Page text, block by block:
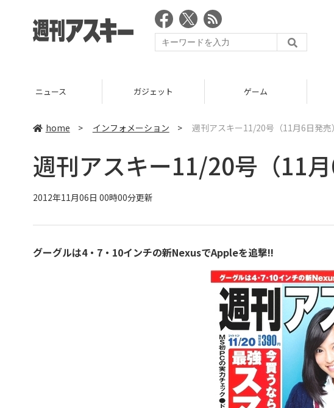
ニュース ガジェット ゲーム
home > インフォメーション > 週刊アスキー11/20号（11月6日発売）
週刊アスキー11/20号（11月
2012年11月06日 00時00分更新
グーグルは4・7・10インチの新NexusでAppleを追撃!!